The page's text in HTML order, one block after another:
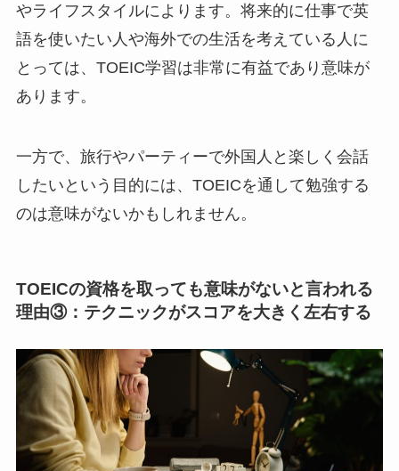
やライフスタイルによります。将来的に仕事で英
語を使いたい人や海外での生活を考えている人に
とっては、TOEIC学習は非常に有益であり意味が
あります。
一方で、旅行やパーティーで外国人と楽しく会話
したいという目的には、TOEICを通して勉強する
のは意味がないかもしれません。
TOEICの資格を取っても意味がないと言われる
理由③：テクニックがスコアを大きく左右する